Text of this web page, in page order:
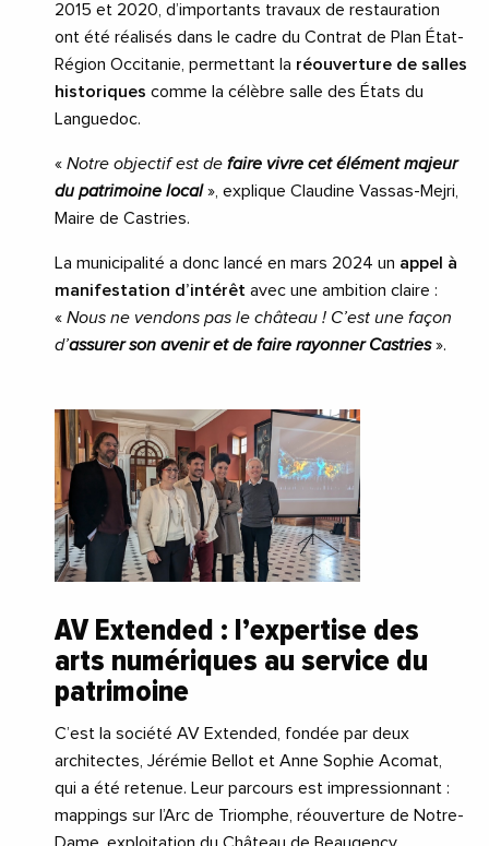
2015 et 2020, d’importants travaux de restauration
ont été réalisés dans le cadre du Contrat de Plan État-
Région Occitanie, permettant la réouverture de salles
historiques comme la célèbre salle des États du
Languedoc.
« Notre objectif est de faire vivre cet élément majeur
du patrimoine local», explique Claudine Vassas-Mejri,
Maire de Castries.
La municipalité a donc lancé en mars 2024 un appel à
manifestation d’intérêt avec une ambition claire :
« Nous ne vendons pas le château ! C’est une façon
d’assurer son avenir et de faire rayonner Castries ».
AV Extended : l’expertise des
arts numériques au service du
patrimoine
C’est la société AV Extended, fondée par deux
architectes, Jérémie Bellot et Anne Sophie Acomat,
qui a été retenue. Leur parcours est impressionnant :
mappings sur l’Arc de Triomphe, réouverture de Notre-